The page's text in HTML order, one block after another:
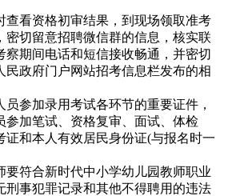
查看资格初审结果，到现场领取准考
密切留意招聘微信群的信息，核实联
察期间电话和短信接收畅通，并密切
民政府门户网站招考信息栏发布的相
员参加录用考试各环节的重要证件，
参加笔试、资格复审、面试、体检
证和本人有效居民身份证(与报名时一
要符合新时代中小学幼儿园教师职业
刑事犯罪记录和其他不得聘用的违法